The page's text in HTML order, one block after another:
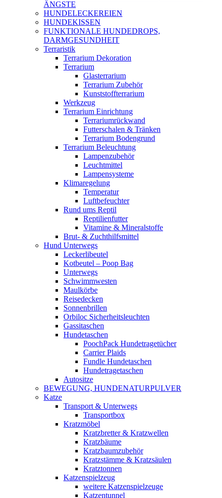
ÄNGSTE
HUNDELECKEREIEN
HUNDEKISSEN
FUNKTIONALE HUNDEDROPS,
DARMGESUNDHEIT
Terraristik
Terrarium Dekoration
Terrarium
Glasterrarium
Terrarium Zubehör
Kunststoffterrarium
Werkzeug
Terrarium Einrichtung
Terrariumrückwand
Futterschalen & Tränken
Terrarium Bodengrund
Terrarium Beleuchtung
Lampenzubehör
Leuchtmittel
Lampensysteme
Klimaregelung
Temperatur
Luftbefeuchter
Rund ums Reptil
Reptilienfutter
Vitamine & Mineralstoffe
Brut- & Zuchthilfsmittel
Hund Unterwegs
Leckerlibeutel
Kotbeutel – Poop Bag
Unterwegs
Schwimmwesten
Maulkörbe
Reisedecken
Sonnenbrillen
Orbiloc Sicherheitsleuchten
Gassitaschen
Hundetaschen
PoochPack Hundetragetücher
Carrier Plaids
Fundle Hundetaschen
Hundetragetaschen
Autositze
BEWEGUNG, HUNDENATURPULVER
Katze
Transport & Unterwegs
Transportbox
Kratzmöbel
Kratzbretter & Kratzwellen
Kratzbäume
Kratzbaumzubehör
Kratzstämme & Kratzsäulen
Kratztonnen
Katzenspielzeug
weitere Katzenspielzeuge
Katzentunnel